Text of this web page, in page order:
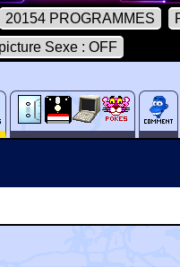
20154 PROGRAMMES
Sexe : OFF